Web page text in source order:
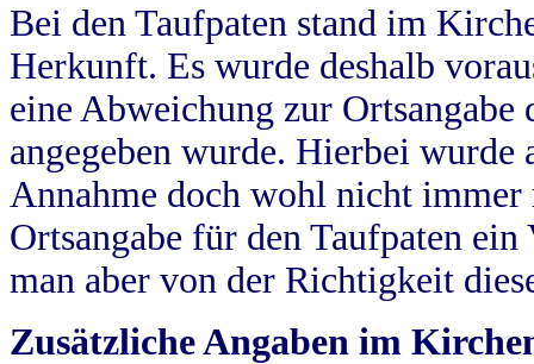
Bei den Taufpaten stand im
Herkunft. Es wurde deshalb
eine Abweichung zur
angegeben wurde. Hierbei wurde
Annahme doch wohl nicht
Ortsangabe für den Taufpaten
man aber von der Richtigkeit
Zusätzliche Angaben im